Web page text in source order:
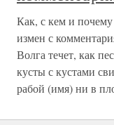
Как, с кем и
измен с
Волга течет, как
кусты с кустами
рабой (имя) ни в